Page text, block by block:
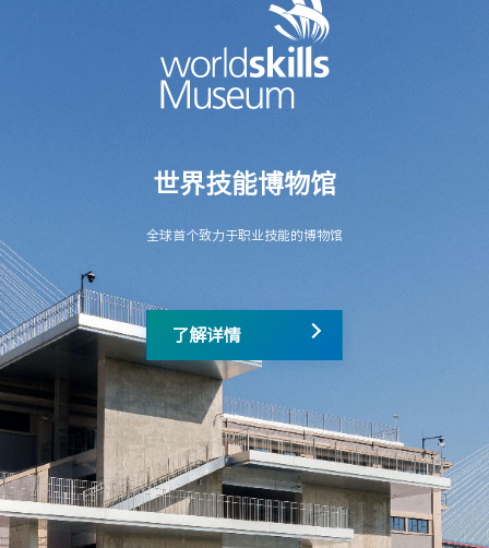
世界技能博物馆
全球首个致力于职业技能的博物馆
了解详情